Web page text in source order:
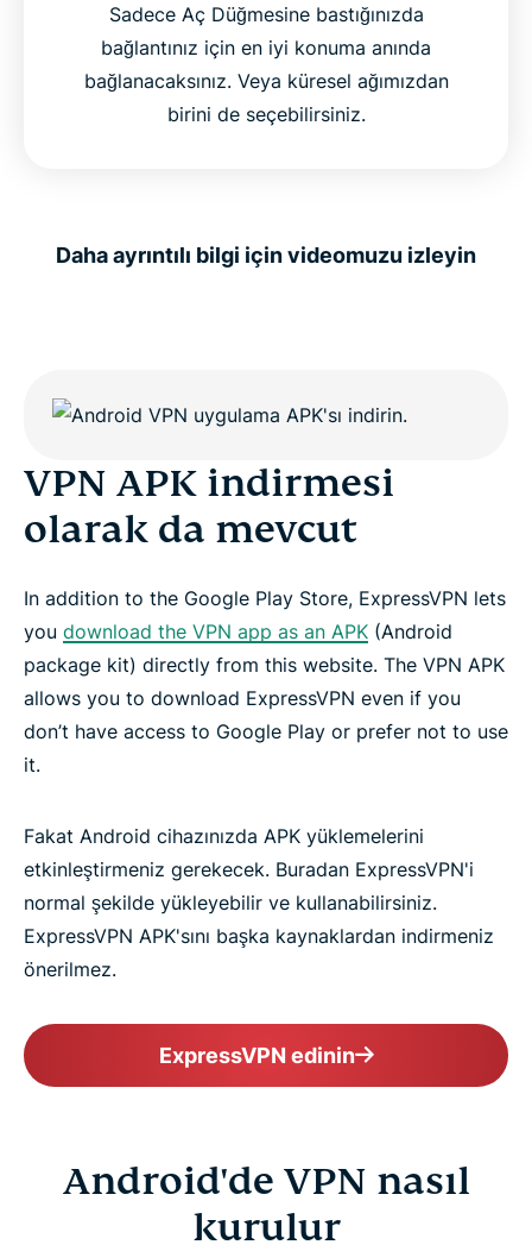
Sadece Aç Düğmesine bastığınızda
bağlantınız için en iyi konuma anında
bağlanacaksınız. Veya küresel ağımızdan
birini de seçebilirsiniz.
Daha ayrıntılı bilgi için videomuzu izleyin
VPN APK indirmesi
olarak da mevcut
In addition to the Google Play Store, ExpressVPN lets
you download the VPN app as an APK (Android
package kit) directly from this website. The VPN APK
allows you to download ExpressVPN even if you
don’t have access to Google Play or prefer not to use
it.
Fakat Android cihazınızda APK yüklemelerini
etkinleştirmeniz gerekecek. Buradan ExpressVPN'i
normal şekilde yükleyebilir ve kullanabilirsiniz.
ExpressVPN APK'sını başka kaynaklardan indirmeniz
önerilmez.
ExpressVPN edinin
Android'de VPN nasıl
kurulur